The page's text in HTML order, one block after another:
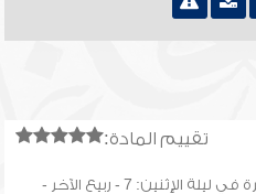
تقييم المادة:
معلومات : ألقيت هذه المحاضرة في ليلة الإثنين: 7 - ربيع الآخر -